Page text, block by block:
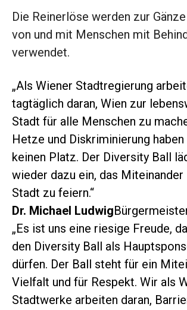
Die Reinerlöse werden zur
von und mit Menschen mit
verwendet.
„Als Wiener Stadtregierung
tagtäglich daran, Wien zur
Stadt für alle Menschen zu
Hetze und Diskriminierung haben
keinen Platz. Der Diversity Ball
wieder dazu ein, das Miteinander
Stadt zu feiern.“
Dr. Michael Ludwig
„Es ist uns eine riesige Freude,
den Diversity Ball als
dürfen. Der Ball steht für ein
Vielfalt und für Respekt. Wir als
Stadtwerke arbeiten daran,